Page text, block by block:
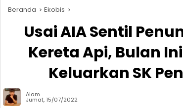
Beranda Ekobis
Usai AIA Sentil
Kereta Api, Bulan
Keluarkan SK
Alam
Jumat, 15/07/2022